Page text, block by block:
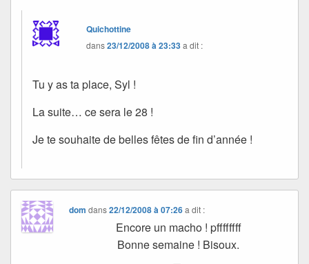
Quichottine
dans23/12/2008 à 23:33a dit :
Tu y as ta place, Syl !
La suite… ce sera le 28 !
Je te souhaite de belles fêtes de fin d’année !
dom dans22/12/2008 à 07:26 a dit :
Encore un macho ! pffffffff
Bonne semaine ! Bisoux.